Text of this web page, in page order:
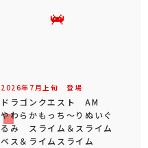
2026年 7 月 上旬 登場
ドラゴンクエスト AM
やわらかもっち～りぬいぐ
るみ スライム＆スライム
ベス＆ライムスライム